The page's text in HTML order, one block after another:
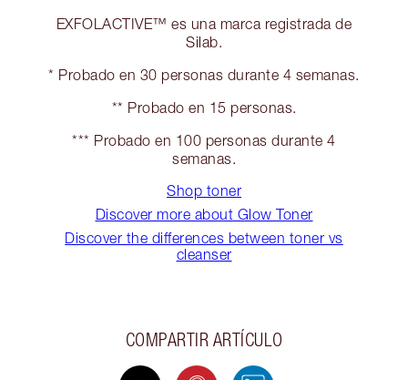
EXFOLACTIVE™ es una marca registrada de
Silab.
* Probado en 30 personas durante 4 semanas.
** Probado en 15 personas.
*** Probado en 100 personas durante 4
semanas.
Shop toner
Discover more about Glow Toner
Discover the differences between toner vs
cleanser
COMPARTIR ARTÍCULO